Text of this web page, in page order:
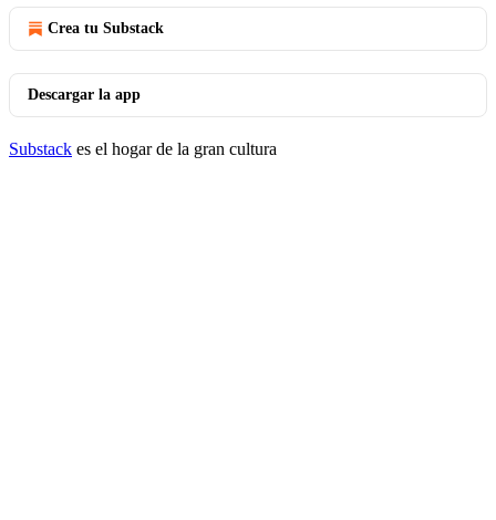
Crea tu Substack
Descargar la app
Substack es el hogar de la gran cultura